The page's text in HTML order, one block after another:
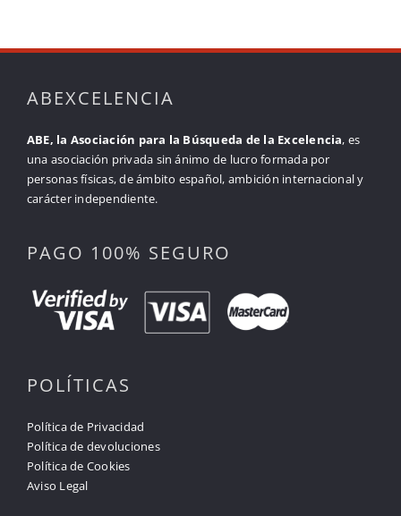
ABEXCELENCIA
ABE, la Asociación para la Búsqueda de la Excelencia, es
una asociación privada sin ánimo de lucro formada por
personas físicas, de ámbito español, ambición internacional y
carácter independiente.
PAGO 100% SEGURO
POLÍTICAS
Política de Privacidad
Política de devoluciones
Política de Cookies
Aviso Legal